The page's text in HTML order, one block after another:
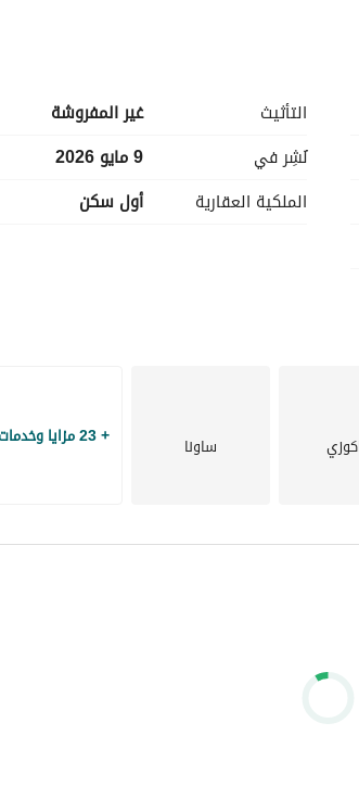
التأثيث
غير المفروشة
نُشِر في
9 مايو 2026
الملكية العقارية
أول سكن
ساونا + 23 مزايا وخدمات